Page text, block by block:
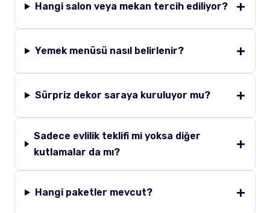
Hangi salon veya mekan tercih ediliyor?
Yemek menüsü nasıl belirlenir?
Sürpriz dekor saraya kuruluyor mu?
Sadece evlilik teklifi mi yoksa diğer
kutlamalar da mı?
Hangi paketler mevcut?